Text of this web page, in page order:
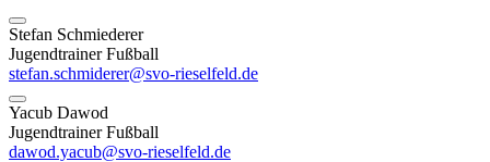
Stefan Schmiederer
Jugendtrainer Fußball
stefan.schmiderer@svo-rieselfeld.de
Yacub Dawod
Jugendtrainer Fußball
dawod.yacub@svo-rieselfeld.de